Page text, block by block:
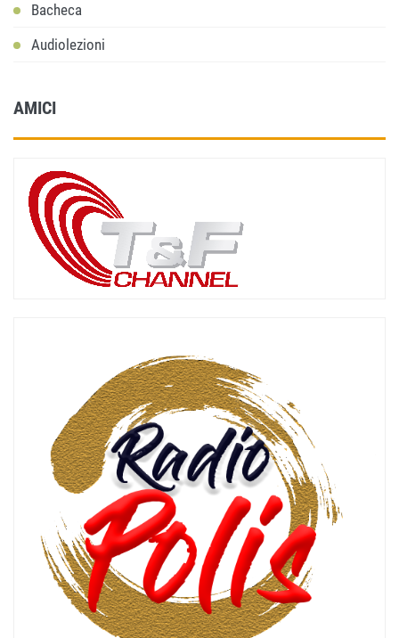
Bacheca
Audiolezioni
AMICI